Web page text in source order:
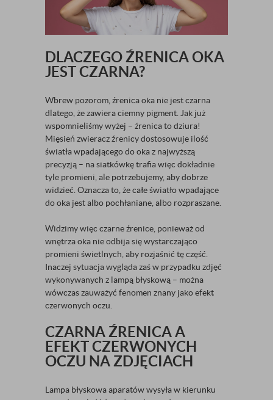
DLACZEGO ŹRENICA OKA
JEST CZARNA?
Wbrew pozorom, źrenica oka nie jest czarna
dlatego, że zawiera ciemny pigment. Jak już
wspomnieliśmy wyżej – źrenica to dziura!
Mięsień zwieracz źrenicy dostosowuje ilość
światła wpadającego do oka z najwyższą
precyzją – na siatkówkę trafia więc dokładnie
tyle promieni, ale potrzebujemy, aby dobrze
widzieć. Oznacza to, że całe światło wpadające
do oka jest albo pochłaniane, albo rozpraszane.
Widzimy więc czarne źrenice, ponieważ od
wnętrza oka nie odbija się wystarczająco
promieni świetlnych, aby rozjaśnić tę część.
Inaczej sytuacja wygląda zaś w przypadku zdjęć
wykonywanych z lampą błyskową – można
wówczas zauważyć fenomen znany jako efekt
czerwonych oczu.
CZARNA ŹRENICA A
EFEKT CZERWONYCH
OCZU NA ZDJĘCIACH
Lampa błyskowa aparatów wysyła w kierunku